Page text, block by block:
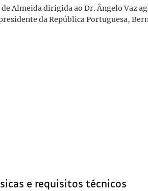
Almeida dirigida ao Dr. Ângelo Vaz
da República Portuguesa,
e requisitos técnicos